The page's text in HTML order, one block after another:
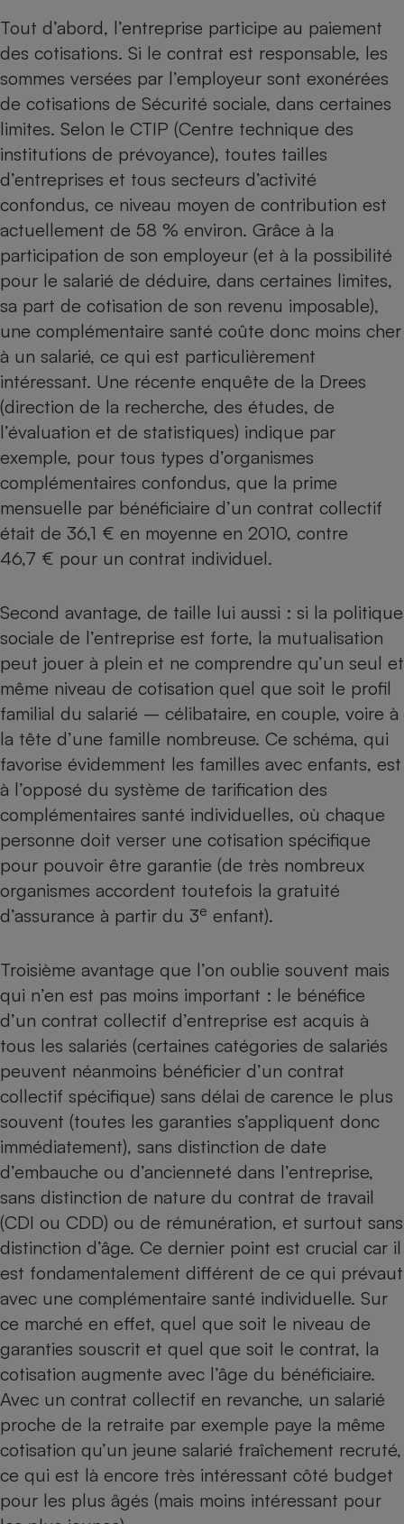
Tout d’abord, l’entreprise participe au paiement
des cotisations. Si le contrat est responsable, les
sommes versées par l’employeur sont exonérées
de cotisations de Sécurité sociale, dans certaines
limites. Selon le CTIP (Centre technique des
institutions de prévoyance), toutes tailles
d’entreprises et tous secteurs d’activité
confondus, ce niveau moyen de contribution est
actuellement de 58 % environ. Grâce à la
participation de son employeur (et à la possibilité
pour le salarié de déduire, dans certaines limites,
sa part de cotisation de son revenu imposable),
une complémentaire santé coûte donc moins cher
à un salarié, ce qui est particulièrement
intéressant. Une récente enquête de la Drees
(direction de la recherche, des études, de
l’évaluation et de statistiques) indique par
exemple, pour tous types d’organismes
complémentaires confondus, que la prime
mensuelle par bénéficiaire d’un contrat collectif
était de 36,1 € en moyenne en 2010, contre
46,7 € pour un contrat individuel.
Second avantage, de taille lui aussi : si la politique
sociale de l’entreprise est forte, la mutualisation
peut jouer à plein et ne comprendre qu’un seul et
même niveau de cotisation quel que soit le profil
familial du salarié – célibataire, en couple, voire à
la tête d’une famille nombreuse. Ce schéma, qui
favorise évidemment les familles avec enfants, est
à l’opposé du système de tarification des
complémentaires santé individuelles, où chaque
personne doit verser une cotisation spécifique
pour pouvoir être garantie (de très nombreux
organismes accordent toutefois la gratuité
d’assurance à partir du 3e enfant).
Troisième avantage que l’on oublie souvent mais
qui n’en est pas moins important : le bénéfice
d’un contrat collectif d’entreprise est acquis à
tous les salariés (certaines catégories de salariés
peuvent néanmoins bénéficier d’un contrat
collectif spécifique) sans délai de carence le plus
souvent (toutes les garanties s’appliquent donc
immédiatement), sans distinction de date
d’embauche ou d’ancienneté dans l’entreprise,
sans distinction de nature du contrat de travail
(CDI ou CDD) ou de rémunération, et surtout sans
distinction d’âge. Ce dernier point est crucial car il
est fondamentalement différent de ce qui prévaut
avec une complémentaire santé individuelle. Sur
ce marché en effet, quel que soit le niveau de
garanties souscrit et quel que soit le contrat, la
cotisation augmente avec l’âge du bénéficiaire.
Avec un contrat collectif en revanche, un salarié
proche de la retraite par exemple paye la même
cotisation qu’un jeune salarié fraîchement recruté,
ce qui est là encore très intéressant côté budget
pour les plus âgés (mais moins intéressant pour
Robot ménager